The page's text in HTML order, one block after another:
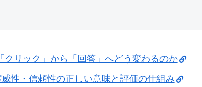
リック」から「回答」へどう変わるのか
性・信頼性の正しい意味と評価の仕組み